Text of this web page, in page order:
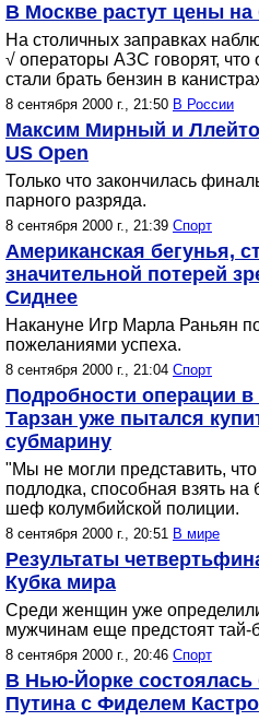
В Москве растут цены на
На столичных заправках
√ операторы АЗС говорят, что
стали брать бензин в
8 сентября 2000 г., 21:50 В России
Максим Мирный и
US Open
Только что закончилась
парного разряда.
8 сентября 2000 г., 21:39 Спорт
Американская бегунья,
значительной потерей
Сиднее
Накануне Игр Марла Раньян
пожеланиями успеха.
8 сентября 2000 г., 21:04 Спорт
Подробности операции
Тарзан уже пытался
субмарину
"Мы не могли представить, что
подлодка, способная взять на
шеф колумбийской полиции.
8 сентября 2000 г., 20:51 В мире
Результаты
Кубка мира
Среди женщин уже
мужчинам еще предстоят тай-
8 сентября 2000 г., 20:46 Спорт
В Нью-Йорке
Путина с Фиделем Кастро